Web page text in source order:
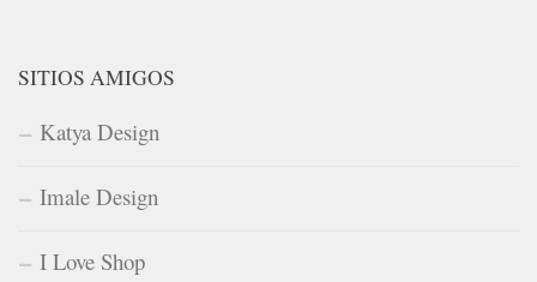
SITIOS AMIGOS
Katya Design
Imale Design
I Love Shop